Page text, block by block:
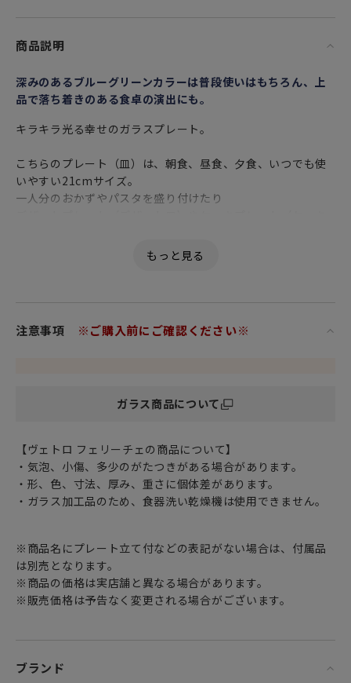
商品説明
深みのあるブルーグリーンカラーは普段使いはもちろん、上
品で落ち着きのある食卓の演出にも。
キラキラ光る幸せのガラスプレート。
こちらのプレート（皿）は、朝食、昼食、夕食、いつでも使
いやすい21cmサイズ。
一人分のおかずやパスタを盛り付けたり
ティータイムにお菓子をのせたりと
クリスマスやお正月、特別な記念日などのテーブルコーディ
高級感あふれるキラキララメが食材をさらに美味しく引き立
日頃お世話になっている方、大切な方へ
特別な記念日に心を込めた上品な贈り物、お祝いのギフトや
プレゼントとしてだけでなく
もっと手軽に、もっとオシャレに。毎日をデザインする ～ 幸
食卓に笑顔を運ぶ、イタリア語で「幸せのガラス」を意味す
注意事項 ※ご購入前にご確認ください※
ガラス商品について
【ヴェトロ フェリーチェの商品について】
・気泡、小傷、多少のがたつきがある場合があります。
・形、色、寸法、厚み、重さに個体差があります。
・ガラス加工品のため、食器洗い乾燥機は使用できません。
※商品名にプレート立て付などの表記がない場合は、付属品
は別売となります。
※商品の価格は実店舗と異なる場合があります。
※販売価格は予告なく変更される場合がございます。
ブランド